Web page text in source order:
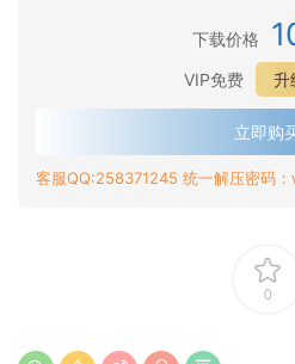
下载价格
VIP免费
升
立即购
客服QQ:258371245 统一解压密码
0